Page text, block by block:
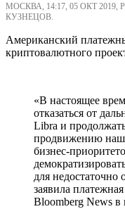
МОСКВА, 14:17, 05 ОКТ
КУЗНЕЦОВ.
Американский
криптовалютного
«В настоящее
отказаться от
Libra и
продвижению
бизнес-
для
заявила
Bloomberg News в